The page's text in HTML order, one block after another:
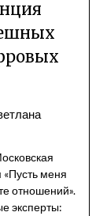
меня
отношений».
эксперты: